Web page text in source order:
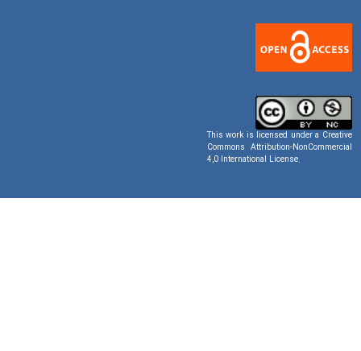
This work is licensed under aCreative
Commons Attribution-NonCommercial
4,0 International License